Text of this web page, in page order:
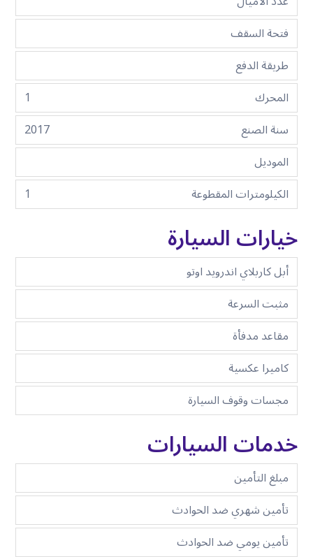
فتحة السقف
طريقة الدفع
المحرك
1
سنة الصنع
2017
الموديل
الكيلومترات المقطوعة
1
خيارات السيارة
أبل كاربلاي اندرويد اوتو
مثبت السرعة
مقاعد مدفأة
كاميرا عكسية
مجسات وقوف السيارة
خدمات السيارات
مبلغ التأمين
تأمين شهري ضد الحوادث
تأمين يومي ضد الحوادث